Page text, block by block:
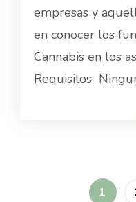
empresas y
en conocer los
Cannabis en los
Requisitos
Read
PAGE
1